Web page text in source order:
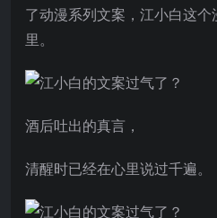
了动漫系列文案，江小白这
里。
酒后吐出的真言，
清醒时已经在心里说过千遍。